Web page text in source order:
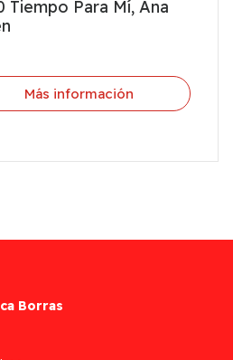
Tiempo Para Mí, Ana
Más información
Borras